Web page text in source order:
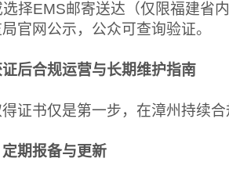
选择EMS邮寄送达（仅限福建省
官网公示，公众可查询验证。
合规运营与长期维护指南
书仅是第一步，在漳州持续合
期报备与更新